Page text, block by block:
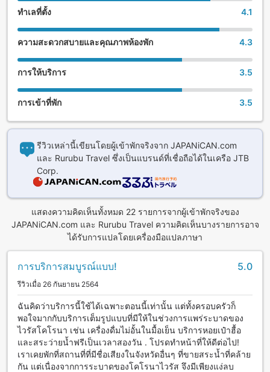
ทำเลที่ตั้ง 4.1
ความสะดวกสบายและคุณภาพห้องพัก 4.3
การให้บริการ 3.5
การเข้าที่พัก 3.5
รีวิวเหล่านี้เขียนโดยผู้เข้าพักจริงจาก JAPANiCAN.com
และ Rurubu Travel ซึ่งเป็นแบรนด์ที่เชื่อถือได้ในเครือ JTB
Corp.
แสดงความคิดเห็นทั้งหมด 22 รายการจากผู้เข้าพักจริงของ
JAPANiCAN.com และ Rurubu Travel ความคิดเห็นบางรายการอาจ
ได้รับการแปลโดยเครื่องมือแปลภาษา
การบริการสมบูรณ์แบบ! 5.0
รีวิวเมื่อ 26 กันยายน 2564
ฉันคิดว่าบริการนี้ใช้ได้เฉพาะตอนนี้เท่านั้น แต่ทั้งครอบครัวก็
พอใจมากกับบริการเต็มรูปแบบที่มีให้ในช่วงการแพร่ระบาดของ
ไวรัสโคโรนา เช่น เครื่องดื่มไม่อั้นในมื้อเย็น บริการหอยเป๋าฮื้อ
และสระว่ายน้ำฟรีเป็นเวลาสองวัน . โปรดทำหน้าที่ให้ดีต่อไป!
เราเคยพักที่สถานที่ที่มีชื่อเสียงในจังหวัดอื่นๆ ที่ขายสระน้ำที่คล้าย
กัน แต่เนื่องจากการระบาดของโคโรนาไวรัส จึงมีเพียงแง่ลบ